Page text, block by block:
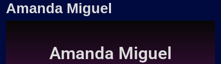
Amanda Miguel
Amanda Miguel